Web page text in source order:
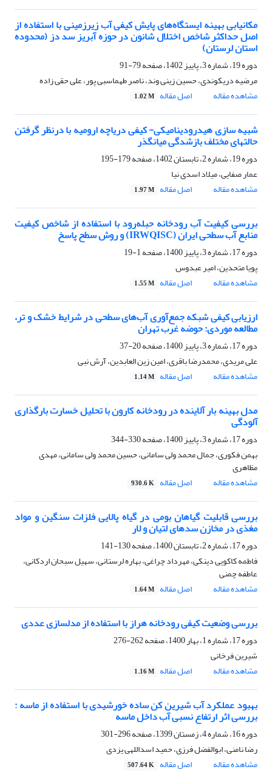
مکانیابی بهینه ایستگاه‌های پایش کیفی آب زیرزمینی با استفاده از
اصل حداکثر شاخص اختلال شانون در حوزه آبریز سد دز (محدوده
استان لرستان)
دوره 19، شماره 3، پاییز 1402، صفحه
79-91
مرضیه دریکوندی، حسین زینی وند، ناصر طهماسبی پور، علی حقی زاده
مشاهده مقاله
اصل مقاله 1.02 M
شبیه سازی هیدرودینامیکی- کیفی دریاچه ارومیه با درنظر گرفتن
حالتهای مختلف بازشدگی میانگذر
دوره 19، شماره 2، تابستان 1402، صفحه
179-195
عمار صفایی، میلاد اسدی نیا
مشاهده مقاله
اصل مقاله 1.97 M
بررسی کیفیت آب رودخانه حبله‌رود با استفاده از شاخص کیفیت
منابع آب سطحی ایران (IRWQISC) و روش سطح پاسخ
دوره 17، شماره 3، پاییز 1400، صفحه
1-19
پویا متحدین، امیر عبدوس
مشاهده مقاله
اصل مقاله 1.55 M
ارزیابی کیفی شبکه جمع‌آوری آب‌های سطحی در شرایط خشک و تر،
مطالعه موردی: حوضه غرب تهران
دوره 17، شماره 3، پاییز 1400، صفحه
20-37
علی مریدی، محمدرضا باقری، امین زین العابدین، آرش نبی
مشاهده مقاله
اصل مقاله 1.14 M
مدل بهینه بار آلاینده در رودخانه کارون با تحلیل خسارت بارگذاری
آلودگی
دوره 17، شماره 3، پاییز 1400، صفحه
330-344
بهمن فکوری، جمال محمد ولی سامانی، حسین محمد ولی سامانی، مهدی
مظاهری
مشاهده مقاله
اصل مقاله 930.6 K
بررسی قابلیت گیاهان بومی در گیاه پالایی فلزات سنگین و مواد
مغذی در مخازن سدهای لتیان و لار
دوره 17، شماره 2، تابستان 1400، صفحه
130-141
فاطمه کاکویی دینکی، مهرداد چراغی، بهاره لرستانی، سهیل سبحان اردکانی،
عاطفه چمنی
مشاهده مقاله
اصل مقاله 1.64 M
بررسی وضعیت کیفی رودخانه هراز با استفاده از مدلسازی عددی
دوره 17، شماره 1، بهار 1400، صفحه
262-276
شیرین فرخانی
مشاهده مقاله
اصل مقاله 1.16 M
بهبود عملکرد آب شیرین کن ساده خورشیدی با استفاده از ماسه :
بررسی اثر ارتفاع نسبی آب داخل ماسه
دوره 16، شماره 4، زمستان 1399، صفحه
296-301
رضا نامنی، ابوالفضل فرزی، حمید اسداللهی یزدی
مشاهده مقاله
اصل مقاله 507.64 K